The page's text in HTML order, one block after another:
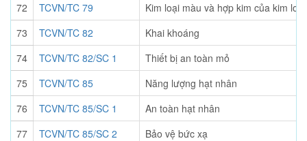
72
TCVN/TC 79
Kim loại màu và hợp kim của kim
73
TCVN/TC 82
Khai khoáng
74
TCVN/TC 82/SC 1
Thiết bị an toàn mỏ
75
TCVN/TC 85
Năng lượng hạt nhân
76
TCVN/TC 85/SC 1
An toàn hạt nhân
77
TCVN/TC 85/SC 2
Bảo vệ bức xạ